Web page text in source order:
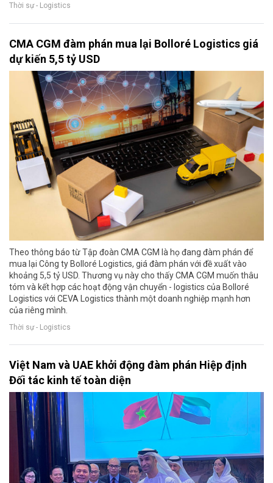
Thời sự - Logistics
CMA CGM đàm phán mua lại Bolloré Logistics giá
dự kiến 5,5 tỷ USD
Theo thông báo từ Tập đoàn CMA CGM là họ đang đàm phán để
mua lại Công ty Bolloré Logistics, giá đàm phán với đề xuất vào
khoảng 5,5 tỷ USD. Thương vụ này cho thấy CMA CGM muốn thâu
tóm và kết hợp các hoạt động vận chuyển - logistics của Bolloré
Logistics với CEVA Logistics thành một doanh nghiệp mạnh hơn
của riêng mình.
Thời sự - Logistics
Việt Nam và UAE khởi động đàm phán Hiệp định
Đối tác kinh tế toàn diện